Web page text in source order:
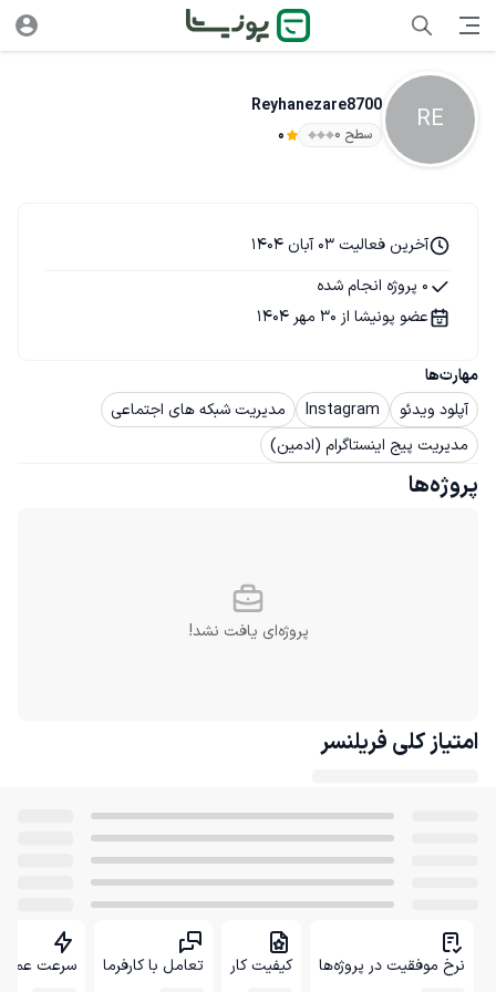
RE
Reyhanezare8700
سطح ۰ 0
مهارت‌ها
آپلود ویدئو
Instagram
مدیریت شبکه های اجتماعی
مدیریت پیج اینستاگرام (ادمین)
آخرین فعالیت 03 آبان 1404
0 پروژه انجام شده
عضو پونیشا از 30 مهر 1404
پروژه‌ها
پروژه‌ای یافت نشد!
امتیاز کلی فریلنسر
نرخ موفقیت در پروژه‌ها کیفیت کار تعامل با کارفرما سرعت عمل